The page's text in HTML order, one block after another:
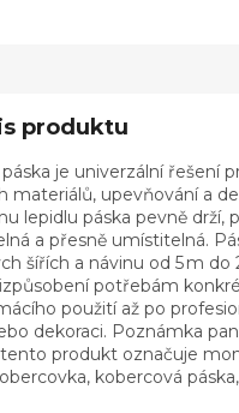
produktu
je univerzální řešení
materiálů, upevňování a
lepidlu páska pevně drží,
a přesně umístitelná.
šířích a návinu od 5 m do
potřebám
použití až po
dekoraci. Poznámka
tento produkt označuje
kobercová páska,